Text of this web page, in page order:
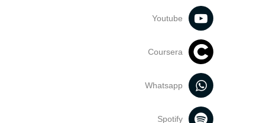
Youtube
Coursera
Whatsapp
Spotify